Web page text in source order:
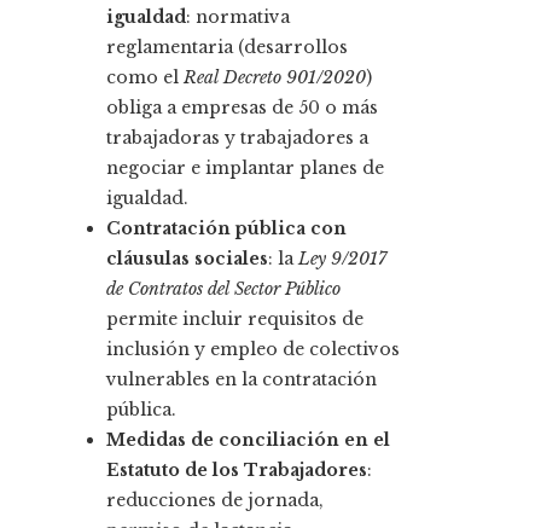
igualdad: normativa
reglamentaria (desarrollos
como elReal Decreto 901/2020)
obliga a empresas de 50 o más
trabajadoras y trabajadores a
negociar e implantar planes de
igualdad.
Contratación pública con
cláusulas sociales: laLey 9/2017
de Contratos del Sector Público
permite incluir requisitos de
inclusión y empleo de colectivos
vulnerables en la contratación
pública.
Medidas de conciliación en el
Estatuto de los Trabajadores:
reducciones de jornada,